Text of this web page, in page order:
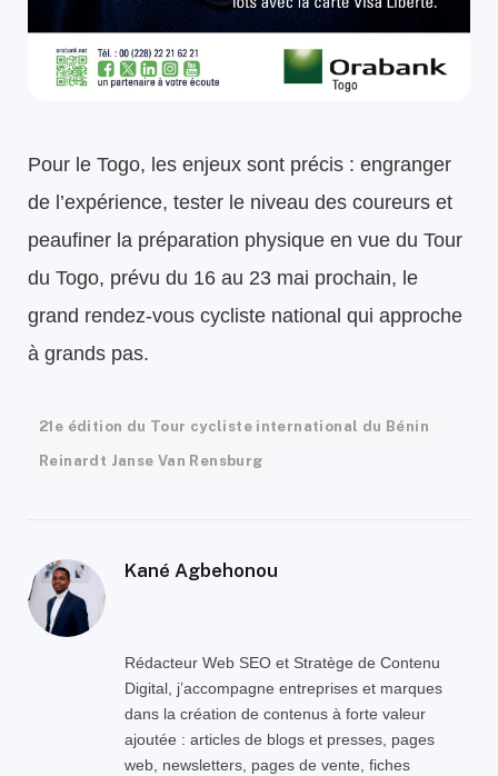
Pour le Togo, les enjeux sont précis : engranger
de l’expérience, tester le niveau des coureurs et
peaufiner la préparation physique en vue du Tour
du Togo, prévu du 16 au 23 mai prochain, le
grand rendez-vous cycliste national qui approche
à grands pas.
21e édition du Tour cycliste international du Bénin
Reinardt Janse Van Rensburg
Kané Agbehonou
Rédacteur Web SEO et Stratège de Contenu
Digital, j’accompagne entreprises et marques
dans la création de contenus à forte valeur
ajoutée : articles de blogs et presses, pages
web, newsletters, pages de vente, fiches